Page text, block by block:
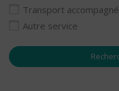
Transport accompagné
Autre service